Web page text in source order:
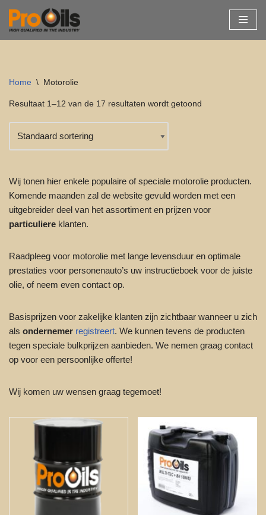
Ga
Home \ Motorolie
Resultaat 1–12 van de 17 resultaten wordt getoond
Wij tonen hier enkele populaire of speciale motorolie producten.
Komende maanden zal de website gevuld worden met een
uitgebreider deel van het assortiment en prijzen voor
particuliere klanten.
Raadpleeg voor motorolie met lange levensduur en optimale
prestaties voor personenauto’s uw instructieboek voor de juiste
olie, of neem even contact op.
Basisprijzen voor zakelijke klanten zijn zichtbaar wanneer u zich
als ondernemer registreert. We kunnen tevens de producten
tegen speciale bulkprijzen aanbieden. We nemen graag contact
op voor een persoonlijke offerte!
Wij komen uw wensen graag tegemoet!